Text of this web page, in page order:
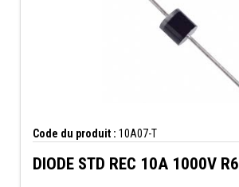
Code du produit : 10A07-T
DIODE STD REC 10A 1000V R6